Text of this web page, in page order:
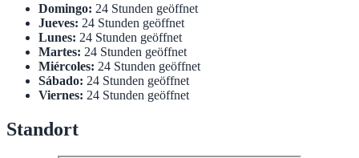
Domingo: 24 Stunden geöffnet
Jueves: 24 Stunden geöffnet
Lunes: 24 Stunden geöffnet
Martes: 24 Stunden geöffnet
Miércoles: 24 Stunden geöffnet
Sábado: 24 Stunden geöffnet
Viernes: 24 Stunden geöffnet
Standort